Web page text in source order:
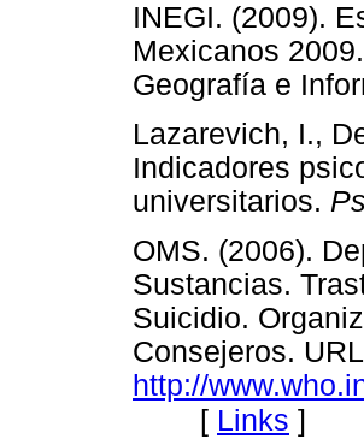
INEGI. (2009).
Mexicanos
Geografía e
Lazarevich, I.,
Indicadores
universitarios.
OMS. (2006).
Sustancias.
Suicidio.
Consejeros.
http://
[ Links ]